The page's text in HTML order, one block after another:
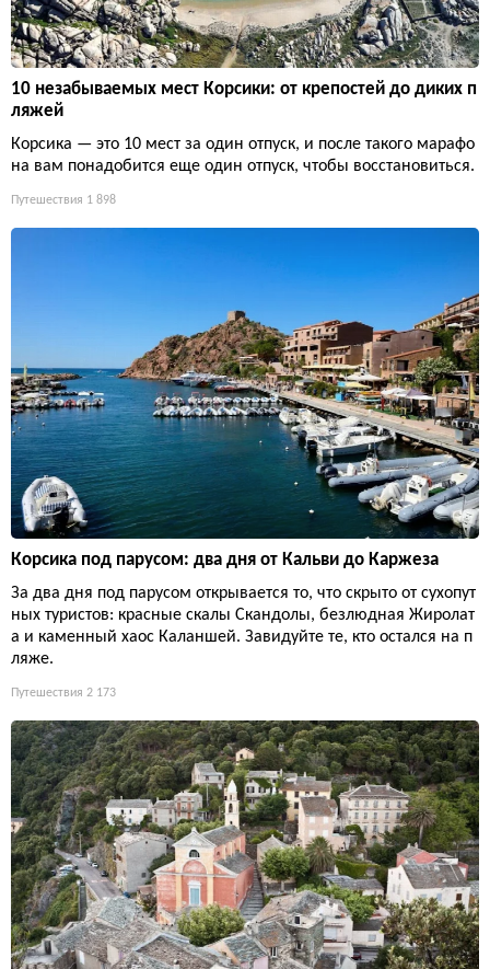
10 незабываемых мест Корсики: от крепостей до диких п
ляжей
Корсика — это 10 мест за один отпуск, и после такого марафо
на вам понадобится еще один отпуск, чтобы восстановиться.
Путешествия 1 898
Корсика под парусом: два дня от Кальви до Каржеза
За два дня под парусом открывается то, что скрыто от сухопут
ных туристов: красные скалы Скандолы, безлюдная Жиролат
а и каменный хаос Каланшей. Завидуйте те, кто остался на п
ляже.
Путешествия 2 173